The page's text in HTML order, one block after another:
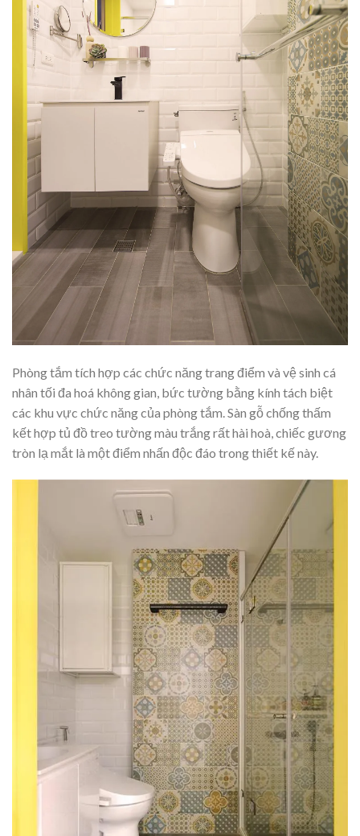
Phòng tắm tích hợp các chức năng trang điểm và vệ sinh cá
nhân tối đa hoá không gian, bức tường bằng kính tách biệt
các khu vực chức năng của phòng tắm. Sàn gỗ chống thấm
kết hợp tủ đồ treo tường màu trắng rất hài hoà, chiếc gương
tròn lạ mắt là một điểm nhấn độc đáo trong thiết kế này.